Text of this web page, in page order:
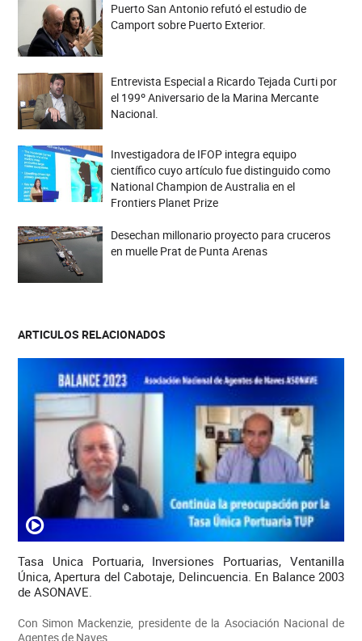
Puerto San Antonio refutó el estudio de
Camport sobre Puerto Exterior.
Entrevista Especial a Ricardo Tejada Curti por
el 199º Aniversario de la Marina Mercante
Nacional.
Investigadora de IFOP integra equipo
científico cuyo artículo fue distinguido como
National Champion de Australia en el
Frontiers Planet Prize
Desechan millonario proyecto para cruceros
en muelle Prat de Punta Arenas
ARTICULOS RELACIONADOS
Tasa Unica Portuaria, Inversiones Portuarias, Ventanilla
Única, Apertura del Cabotaje, Delincuencia. En Balance 2003
de ASONAVE.
Con Simon Mackenzie, presidente de la Asociación Nacional de
Agentes de Naves.